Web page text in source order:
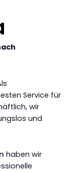
Service für
wir
und
haben wir